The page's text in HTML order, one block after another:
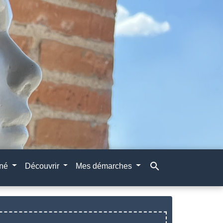
Découvrir Mes démarches search